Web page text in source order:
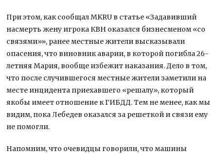
При этом, как сообщал MKRU в статье «Задавивший
насмерть жену игрока КВН оказался бизнесменом «со
связями»», ранее местные жители высказывали
опасения, что виновник аварии, в которой погибла 26-
летняя Мария, вообще избежит наказания. Дело в том,
что после случившегося местные жители заметили на
месте инцидента приехавшего «решалу», который
якобы имеет отношение к ГИБДД. Тем не менее, как мы
видим, пока Лебедев оказался за решеткой и связи ему
не помогли.
Напомним, что очевидцы говорили, что машины